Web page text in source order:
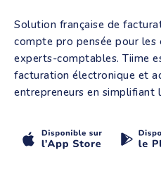
Solution française de
compte pro pensée pour les
experts-comptables. Tiime
facturation électronique et
entrepreneurs en simplifiant